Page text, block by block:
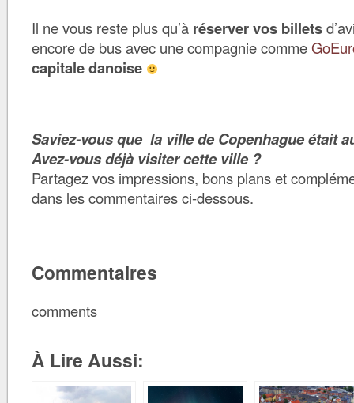
Il ne vous reste plus qu’à réserver vos billets
encore de bus avec une compagnie comme
capitale danoise
Saviez-vous que la ville de Copenhague était
Avez-vous déjà visiter cette ville ?
Partagez vos impressions, bons plans et
dans les commentaires ci-dessous.
Commentaires
comments
À Lire Aussi: